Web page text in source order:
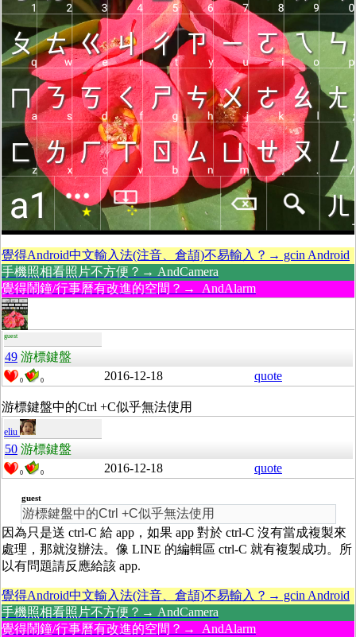
覺得Android中文輸入法(注音、倉頡)不易輸入？→ gcin Android
手機照相看照片不方便？→ AndCamera
覺得鬧鐘/行事曆有改進的空間？→ AndAlarm
guest
49 游標鍵盤
0 0 2016-12-18 quote
游標鍵盤中的Ctrl +C似乎無法使用
eliu
50 游標鍵盤
0 0 2016-12-18 quote
guest
游標鍵盤中的Ctrl +C似乎無法使用
因為只是送 ctrl-C 給 app，如果 app 對於 ctrl-C 沒有當成複製來
處理，那就沒辦法。像 LINE 的編輯區 ctrl-C 就有複製成功。所
以有問題請反應給該 app.
覺得Android中文輸入法(注音、倉頡)不易輸入？→ gcin Android
手機照相看照片不方便？→ AndCamera
覺得鬧鐘/行事曆有改進的空間？→ AndAlarm